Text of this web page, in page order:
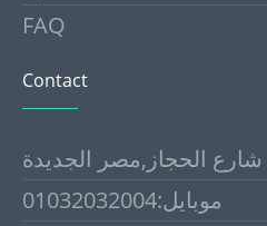
FAQ
Contact
موبايل:01032032004